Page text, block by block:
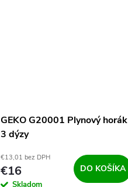
GEKO G20001 Plynový horák
3 dýzy
€13,01 bez DPH
€16
Skladom
DO KOŠÍKA